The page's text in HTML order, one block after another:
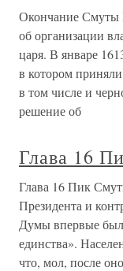
Окончание Смуты
об организации
царя. В январе
в котором
в том числе и
решение об
Глава 16
Глава 16 Пик
Президента и
Думы впервые был
единства».
что, мол, после